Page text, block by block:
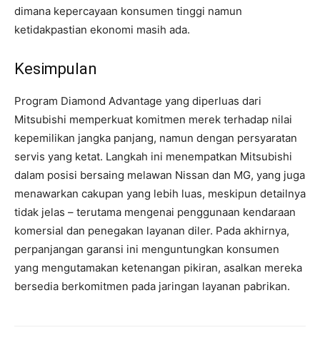
dimana kepercayaan konsumen tinggi namun
ketidakpastian ekonomi masih ada.
Kesimpulan
Program Diamond Advantage yang diperluas dari
Mitsubishi memperkuat komitmen merek terhadap nilai
kepemilikan jangka panjang, namun dengan persyaratan
servis yang ketat. Langkah ini menempatkan Mitsubishi
dalam posisi bersaing melawan Nissan dan MG, yang juga
menawarkan cakupan yang lebih luas, meskipun detailnya
tidak jelas – terutama mengenai penggunaan kendaraan
komersial dan penegakan layanan diler. Pada akhirnya,
perpanjangan garansi ini menguntungkan konsumen
yang mengutamakan ketenangan pikiran, asalkan mereka
bersedia berkomitmen pada jaringan layanan pabrikan.